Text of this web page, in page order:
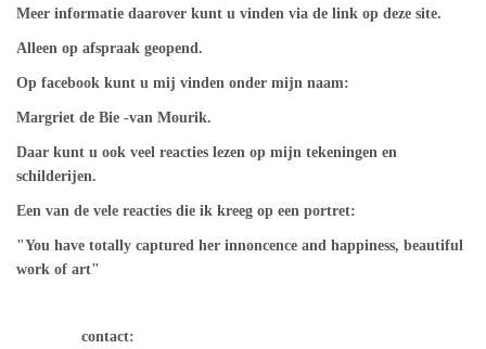
Meer informatie daarover kunt u vinden via de link op deze site.
Alleen op afspraak geopend.
Op facebook kunt u mij vinden onder mijn naam:
Margriet de Bie -van Mourik.
Daar kunt u ook veel reacties lezen op mijn tekeningen en
schilderijen.
Een van de vele reacties die ik kreeg op een portret:
"You have totally captured her innoncence and happiness, beautiful
work of art"
contact: